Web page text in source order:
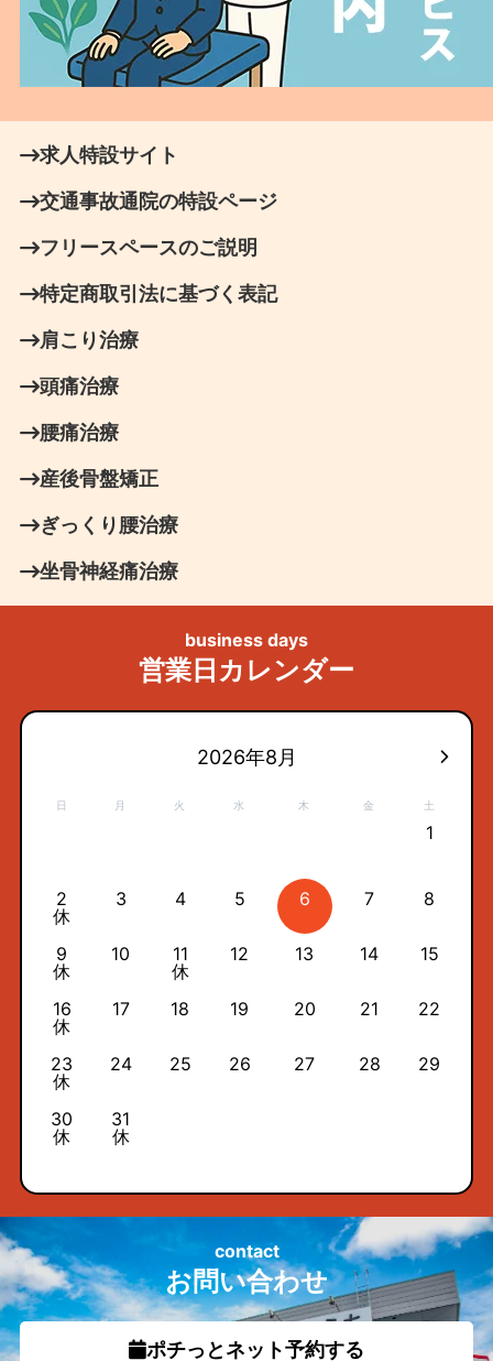
求人特設サイト
交通事故通院の特設ページ
フリースペースのご説明
特定商取引法に基づく表記
肩こり治療
頭痛治療
腰痛治療
産後骨盤矯正
ぎっくり腰治療
坐骨神経痛治療
営業日カレンダー
business days
2026年8月
日 月 火 水 木 金 土
1
2
休
3 4 5 6 7 8
9
休
10
11
休
12 13 14 15
16
休
17 18 19 20 21 22
23
休
24 25 26 27 28 29
30
休
31
休
お問い合わせ
contact
ポチっとネット予約する